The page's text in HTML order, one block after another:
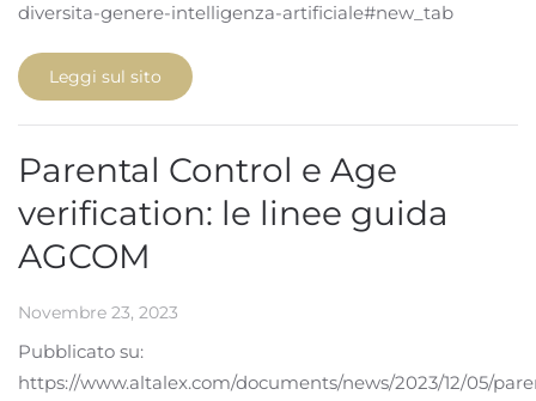
diversita-genere-intelligenza-artificiale#new_tab
Leggi sul sito
Parental Control e Age
verification: le linee guida
AGCOM
Novembre 23, 2023
Pubblicato su:
https://www.altalex.com/documents/news/2023/12/05/